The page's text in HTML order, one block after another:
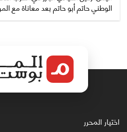
الوطني حاتم أبو حاتم بعد معاناة مع
اختيار المحرر